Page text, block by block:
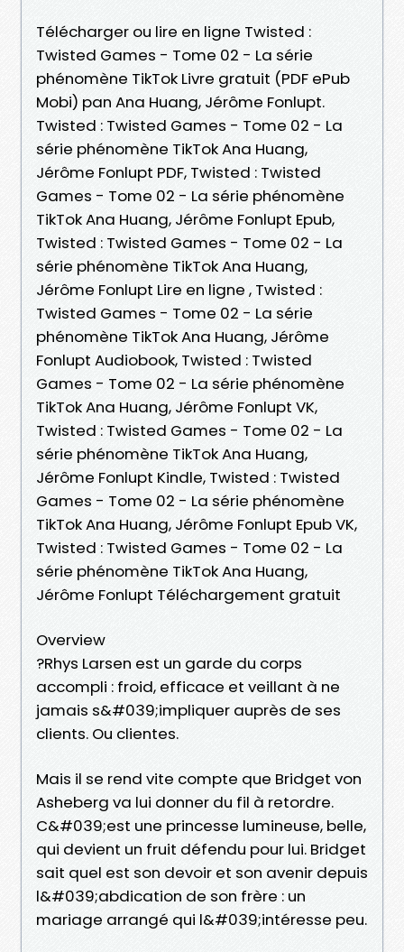
Télécharger ou lire en ligne Twisted :
Twisted Games - Tome 02 - La série
phénomène TikTok Livre gratuit (PDF ePub
Mobi) pan Ana Huang, Jérôme Fonlupt.
Twisted : Twisted Games - Tome 02 - La
série phénomène TikTok Ana Huang,
Jérôme Fonlupt PDF, Twisted : Twisted
Games - Tome 02 - La série phénomène
TikTok Ana Huang, Jérôme Fonlupt Epub,
Twisted : Twisted Games - Tome 02 - La
série phénomène TikTok Ana Huang,
Jérôme Fonlupt Lire en ligne , Twisted :
Twisted Games - Tome 02 - La série
phénomène TikTok Ana Huang, Jérôme
Fonlupt Audiobook, Twisted : Twisted
Games - Tome 02 - La série phénomène
TikTok Ana Huang, Jérôme Fonlupt VK,
Twisted : Twisted Games - Tome 02 - La
série phénomène TikTok Ana Huang,
Jérôme Fonlupt Kindle, Twisted : Twisted
Games - Tome 02 - La série phénomène
TikTok Ana Huang, Jérôme Fonlupt Epub VK,
Twisted : Twisted Games - Tome 02 - La
série phénomène TikTok Ana Huang,
Jérôme Fonlupt Téléchargement gratuit
Overview
?Rhys Larsen est un garde du corps
accompli : froid, efficace et veillant à ne
jamais s&#039;impliquer auprès de ses
clients. Ou clientes.
Mais il se rend vite compte que Bridget von
Asheberg va lui donner du fil à retordre.
C&#039;est une princesse lumineuse, belle,
qui devient un fruit défendu pour lui. Bridget
sait quel est son devoir et son avenir depuis
l&#039;abdication de son frère : un
mariage arrangé qui l&#039;intéresse peu.